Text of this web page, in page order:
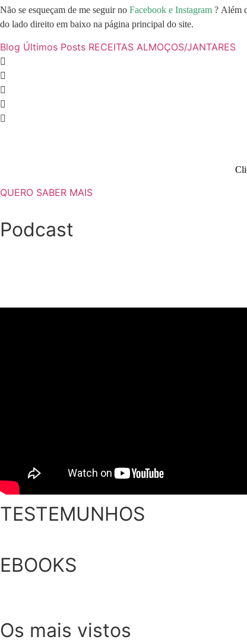
Não se esqueçam de me seguir no Facebook e Instagram ? Além
do lado direito em baixo na página principal do site.
Blog Últimos Posts RECEITAS ALMOÇOS/JANTARES
QUERO SABER MAIS
Podcast
TESTEMUNHOS
EBOOKS
Os mais vistos